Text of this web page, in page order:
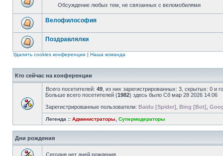
Обсуждение любых тем, не связанных с веломобилями
Велофилософия
Поздравлялки
Удалить cookies конференции | Наша команда
Кто сейчас на конференции
Всего посетителей: 49 , из них зарегистрированных: 3, скрытых: 0 и
Больше всего посетителей (1982) здесь было Сб мар 28 2026 14:06
Зарегистрированные пользователи: Baidu [Spider] Bing [Bot]
Легенда :: Администраторы Супермодераторы
Дни рождения
Сегодня нет дней рождения.